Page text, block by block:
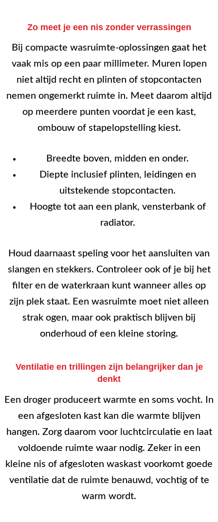
Zo meet je een nis zonder verrassingen
Bij compacte wasruimte-oplossingen gaat het
vaak mis op een paar millimeter. Muren lopen
niet altijd recht en plinten of stopcontacten
nemen ongemerkt ruimte in. Meet daarom altijd
op meerdere punten voordat je een kast,
ombouw of stapelopstelling kiest.
Breedte boven, midden en onder.
Diepte inclusief plinten, leidingen en
uitstekende stopcontacten.
Hoogte tot aan een plank, vensterbank of
radiator.
Houd daarnaast speling voor het aansluiten van
slangen en stekkers. Controleer ook of je bij het
filter en de waterkraan kunt wanneer alles op
zijn plek staat. Een wasruimte moet niet alleen
strak ogen, maar ook praktisch blijven bij
onderhoud of een kleine storing.
Ventilatie en trillingen zijn belangrijker dan je
denkt
Een droger produceert warmte en soms vocht. In
een afgesloten kast kan die warmte blijven
hangen. Zorg daarom voor luchtcirculatie en laat
voldoende ruimte waar nodig. Zeker in een
kleine nis of afgesloten waskast voorkomt goede
ventilatie dat de ruimte benauwd, vochtig of te
warm wordt.